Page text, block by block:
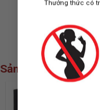
Thưởng thức có
180.000.000
Sản phẩm xem